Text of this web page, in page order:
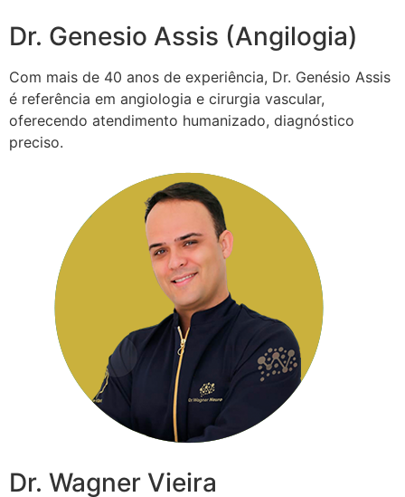
Dr. Genesio Assis (Angilogia)
Com mais de 40 anos de experiência, Dr. Genésio Assis
é referência em angiologia e cirurgia vascular,
oferecendo atendimento humanizado, diagnóstico
preciso.
Dr. Wagner Vieira